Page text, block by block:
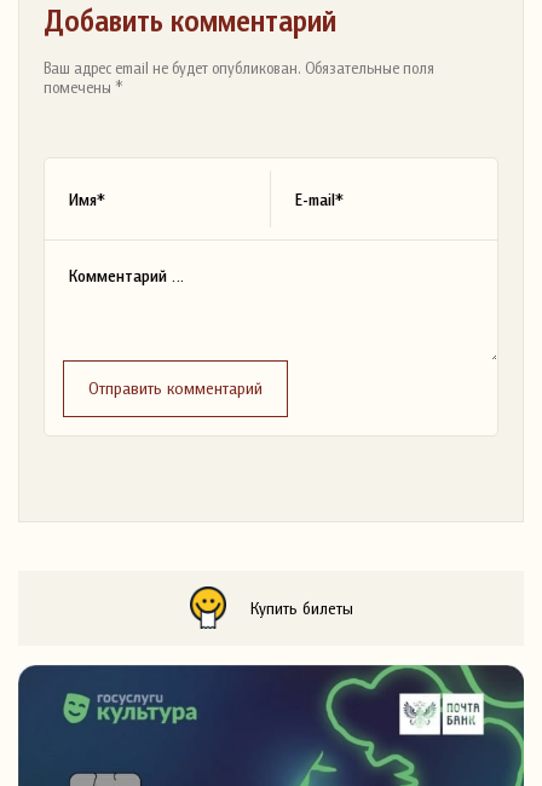
Добавить комментарий
Ваш адрес email не будет опубликован. Обязательные поля
помечены *
Отправить комментарий
Купить билеты